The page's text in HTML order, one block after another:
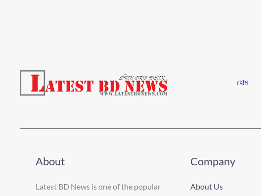
হোম
About
Latest BD News is one of the popular
Company
About Us